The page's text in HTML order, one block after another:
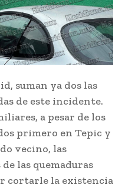
suman ya dos las
de este incidente.
a pesar de los
primero en Tepic y
vecino, las
las quemaduras
cortarle la existencia